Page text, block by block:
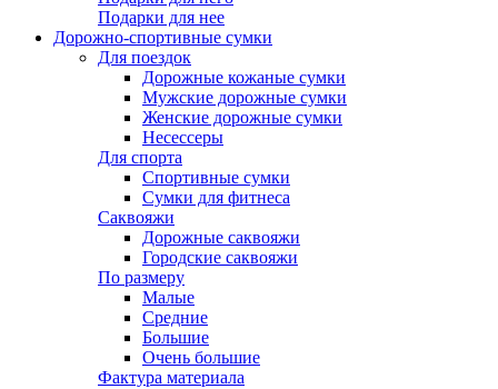
Подарки для нее
Дорожно-спортивные сумки
Для поездок
Дорожные кожаные сумки
Мужские дорожные сумки
Женские дорожные сумки
Несессеры
Для спорта
Спортивные сумки
Сумки для фитнеса
Саквояжи
Дорожные саквояжи
Городские саквояжи
По размеру
Малые
Средние
Большие
Очень большие
Фактура материала